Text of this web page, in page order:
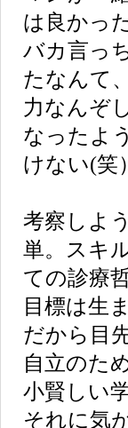
は良かっ
バカ言っ
たなんて
力なんぞ
なったよ
けない(笑
考察しよ
単。スキ
ての診療
目標は生
だから目
自立のた
小賢しい
それに気